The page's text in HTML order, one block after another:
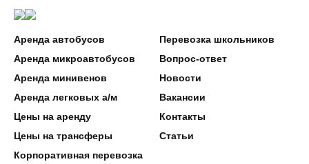
Аренда автобусов
Аренда микроавтобусов
Аренда минивенов
Аренда легковых а/м
Цены на аренду
Цены на трансферы
Корпоративная перевозка
Перевозка школьников
Вопрос-ответ
Новости
Вакансии
Контакты
Статьи